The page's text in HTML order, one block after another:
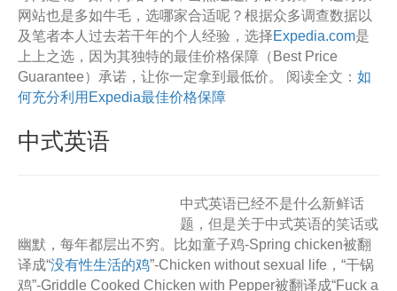
网站也是多如牛毛，选哪家合适呢？根据众多调查数据以
及笔者本人过去若干年的个人经验，选择Expedia.com是
上上之选，因为其独特的最佳价格保障（Best Price
Guarantee）承诺，让你一定拿到最低价。 阅读全文： 如
何充分利用Expedia最佳价格保障
中式英语
中式英语已经不是什么新鲜话
题，但是关于中式英语的笑话或
幽默，每年都层出不穷。比如童子鸡-Spring chicken被翻
译成“没有性生活的鸡”-Chicken without sexual life，“干锅
鸡”-Griddle Cooked Chicken with Pepper被翻译成“Fuck a